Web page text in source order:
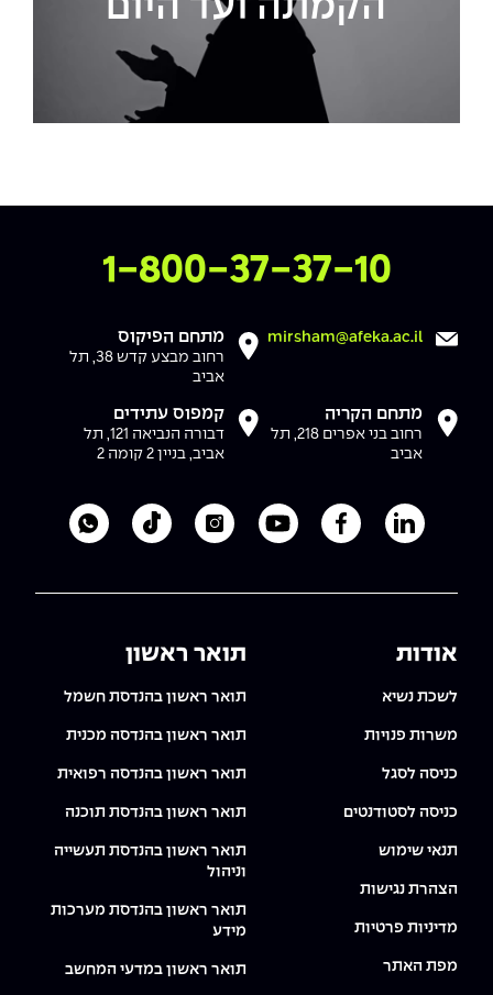
הקמתה ועד היום
צרו איתנו קשר
1-800-37-37-10
mirsham@afeka.ac.il מתחם הפיקוס
רחוב מבצע קדש 38, תל
אביב
מתחם הקריה
רחוב בני אפרים 218, תל
אביב
קמפוס עתידים
דבורה הנביאה 121, תל
אביב, בניין 2 קומה 2
לעמוד הלינקדאין של מכללת אפקה
לעמוד הפייסבוק של מכללת אפקה
לעמוד היוטיוב של מכללת אפקה
לעמוד האינסטגרם של
לעמוד הטיקטוק
אודות
לשכת נשיא
משרות פנויות
כניסה לסגל
כניסה לסטודנטים
תנאי שימוש
הצהרת נגישות
מדיניות פרטיות
מפת האתר
תואר ראשון
תואר ראשון בהנדסת חשמל
תואר ראשון בהנדסה מכנית
תואר ראשון בהנדסה רפואית
תואר ראשון בהנדסת תוכנה
תואר ראשון בהנדסת תעשייה
וניהול
תואר ראשון בהנדסת מערכות
מידע
תואר ראשון במדעי המחשב